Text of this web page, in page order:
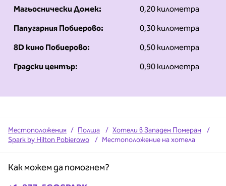
Магьоснически Домек:
0,20 километра
Папугарния Побиерово:
0,30 километра
8D кино Побиерово:
0,50 километра
Градски център:
0,90 километра
Местоположения / Полша / Хотели в Западен Померан
/
Spark by Hilton Pobierowo
/ Местоположение на хотела
Как можем да помогнем?